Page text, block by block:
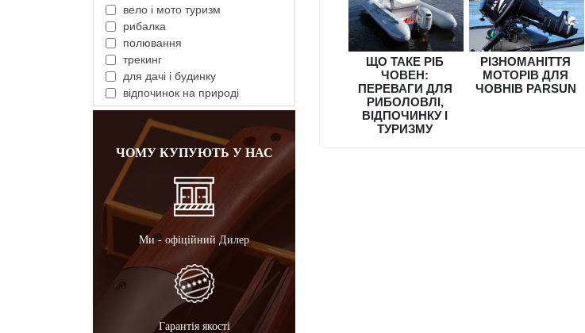
вело і мото туризм
рибалка
полювання
трекинг
для дачі і будинку
відпочинок на природі
ЧОМУ КУПУЮТЬ У НАС
Ми - офіційний Дилер
Гарантія якості
ЩО ТАКЕ РІБ
ЧОВЕН:
ПЕРЕВАГИ ДЛЯ
РИБОЛОВЛІ,
ВІДПОЧИНКУ І
ТУРИЗМУ
РІЗНОМАНІТТЯ
МОТОРІВ ДЛЯ
ЧОВНІВ PARSUN